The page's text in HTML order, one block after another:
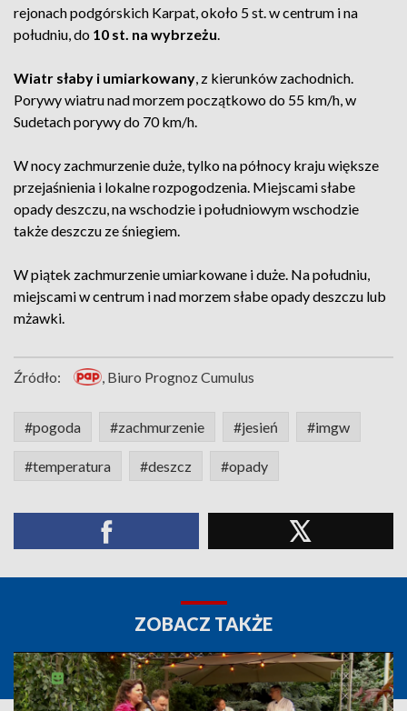
rejonach podgórskich Karpat, około 5 st. w centrum i na
południu, do 10 st. na wybrzeżu.
Wiatr słaby i umiarkowany, z kierunków zachodnich.
Porywy wiatru nad morzem początkowo do 55 km/h, w
Sudetach porywy do 70 km/h.
W nocy zachmurzenie duże, tylko na północy kraju większe
przejaśnienia i lokalne rozpogodzenia. Miejscami słabe
opady deszczu, na wschodzie i południowym wschodzie
także deszczu ze śniegiem.
W piątek zachmurzenie umiarkowane i duże. Na południu,
miejscami w centrum i nad morzem słabe opady deszczu lub
mżawki.
Źródło: , Biuro Prognoz Cumulus
#pogoda #zachmurzenie #jesień #imgw
#temperatura #deszcz #opady
ZOBACZ TAKŻE